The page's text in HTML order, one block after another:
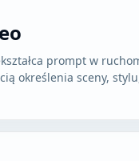
prompt w
określenia sceny,